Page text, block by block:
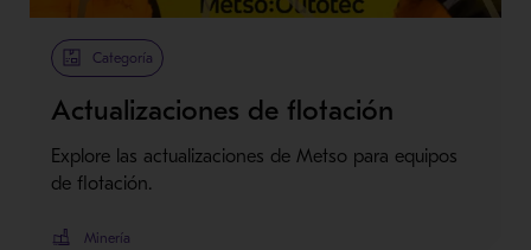
Categoría
Actualizaciones de flotación
Explore las actualizaciones de Metso para equipos
de flotación.
Minería